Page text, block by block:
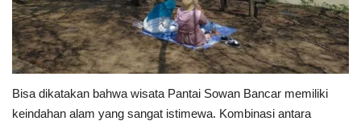
Bisa dikatakan bahwa wisata Pantai Sowan Bancar memiliki
keindahan alam yang sangat istimewa. Kombinasi antara